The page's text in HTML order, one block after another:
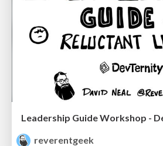
Leadership Guide Workshop -
reverentgeek